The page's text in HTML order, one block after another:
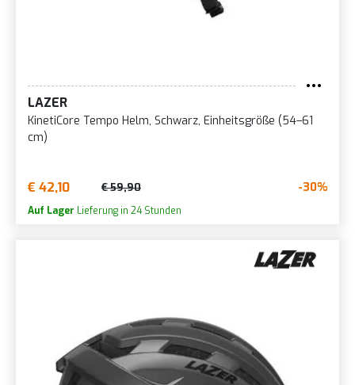
LAZER
KinetiCore Tempo Helm, Schwarz, Einheitsgröße (54–61
cm)
€ 42,10 € 59,90 -30%
Auf Lager Lieferung in 24 Stunden